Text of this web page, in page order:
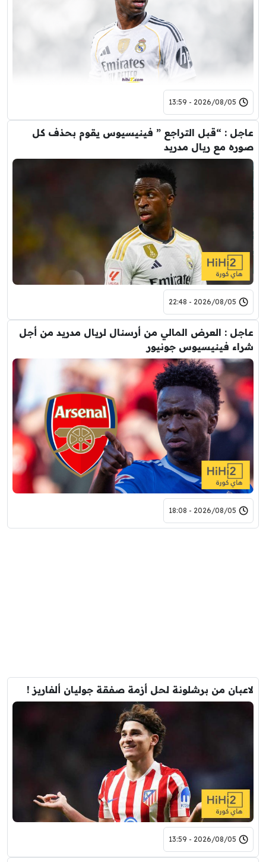
2026/08/05 - 13:59
عاجل : “قبل التراجع ” فينيسيوس يقوم بحذف كل
صوره مع ريال مدريد
2026/08/05 - 22:48
عاجل : العرض المالي من أرسنال لريال مدريد من أجل
شراء فينيسيوس جونيور
2026/08/05 - 18:08
لاعبان من برشلونة لحل أزمة صفقة جوليان ألفاريز !
2026/08/05 - 13:59